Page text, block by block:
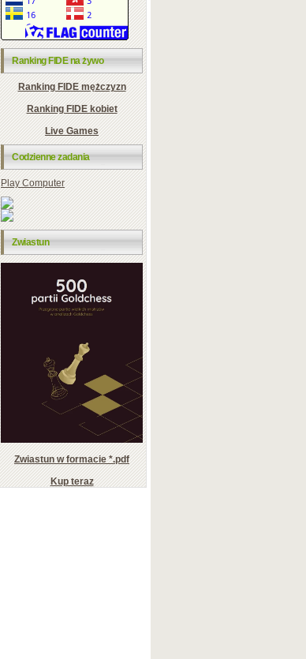
Ranking FIDE na żywo
Ranking FIDE mężczyzn
Ranking FIDE kobiet
Live Games
Codzienne zadania
Play Computer
Zwiastun
Zwiastun w formacie *.pdf
Kup teraz